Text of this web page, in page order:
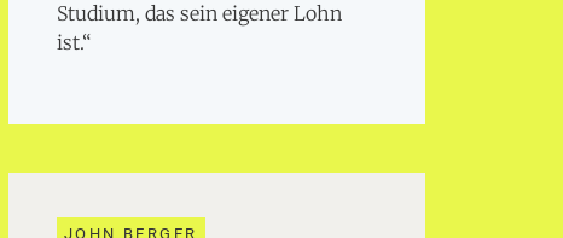
Studium, das sein eigener Lohn
ist.“
JOHN BERGER